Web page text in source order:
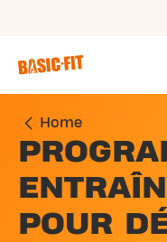
Home
POUR